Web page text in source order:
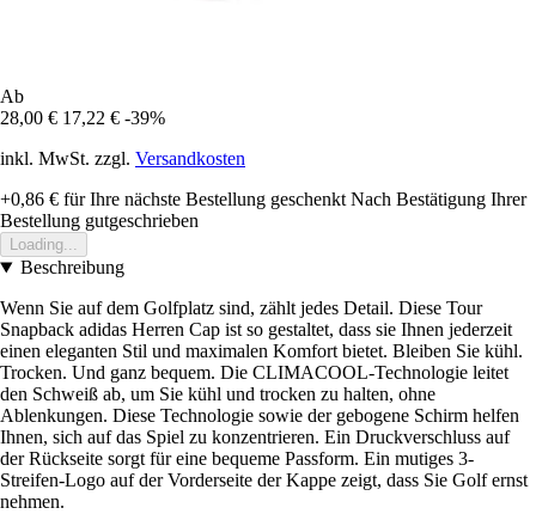
Ab
28,00 € 17,22 € -39%
inkl. MwSt. zzgl. Versandkosten
+0,86 € für Ihre nächste Bestellung geschenkt Nach Bestätigung Ihrer
Bestellung gutgeschrieben
Loading...
Beschreibung
Wenn Sie auf dem Golfplatz sind, zählt jedes Detail. Diese Tour
Snapback adidas Herren Cap ist so gestaltet, dass sie Ihnen jederzeit
einen eleganten Stil und maximalen Komfort bietet. Bleiben Sie kühl.
Trocken. Und ganz bequem. Die CLIMACOOL-Technologie leitet
den Schweiß ab, um Sie kühl und trocken zu halten, ohne
Ablenkungen. Diese Technologie sowie der gebogene Schirm helfen
Ihnen, sich auf das Spiel zu konzentrieren. Ein Druckverschluss auf
der Rückseite sorgt für eine bequeme Passform. Ein mutiges 3-
Streifen-Logo auf der Vorderseite der Kappe zeigt, dass Sie Golf ernst
nehmen.